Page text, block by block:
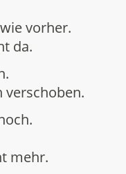
vorher.
da.
verschoben.
mehr.